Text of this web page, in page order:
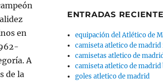
en
A
de la
ENTRADAS
equipación del Atlético de
camiseta atletico de madrid
camisetas atletico de
camiseta atletico de madrid
goles atletico de madrid